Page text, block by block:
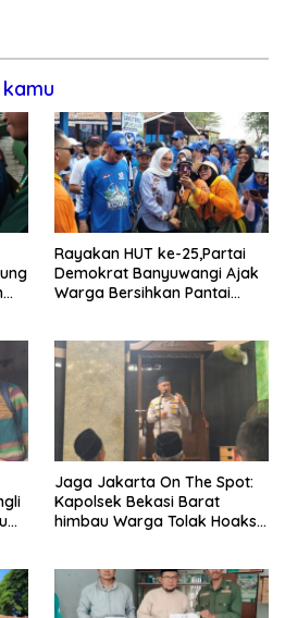
Rayakan HUT ke-25,Partai
Demokrat Banyuwangi Ajak
Warga Bersihkan Pantai
Jaga Jakarta On The Spot:
Kapolsek Bekasi Barat
himbau Warga Tolak Hoaks